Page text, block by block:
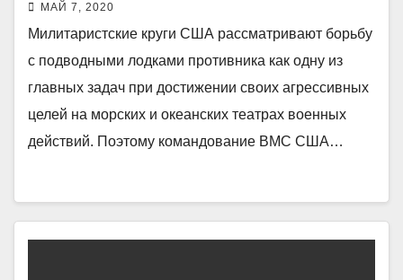
МАЙ 7, 2020
Милитаристские круги США рассматривают борьбу
с подводными лодками противника как одну из
главных задач при достижении своих агрессивных
целей на морских и океанских театрах военных
действий. Поэтому командование ВМС США…